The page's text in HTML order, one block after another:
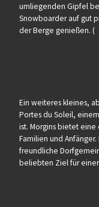
umliegenden Gipfel
Snowboarder auf gut
der Berge genießen. (
Ein weiteres kleines,
Portes du Soleil,
ist. Morgins bietet
Familien und
freundliche
beliebten Ziel für